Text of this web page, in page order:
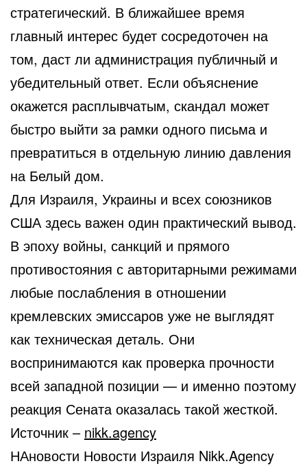
стратегический. В ближайшее время
главный интерес будет сосредоточен на
том, даст ли администрация публичный и
убедительный ответ. Если объяснение
окажется расплывчатым, скандал может
быстро выйти за рамки одного письма и
превратиться в отдельную линию давления
на Белый дом.
Для Израиля, Украины и всех союзников
США здесь важен один практический вывод.
В эпоху войны, санкций и прямого
противостояния с авторитарными режимами
любые послабления в отношении
кремлевских эмиссаров уже не выглядят
как техническая деталь. Они
воспринимаются как проверка прочности
всей западной позиции — и именно поэтому
реакция Сената оказалась такой жесткой.
Источник – nikk.agency
НАновости Новости Израиля Nikk.Agency